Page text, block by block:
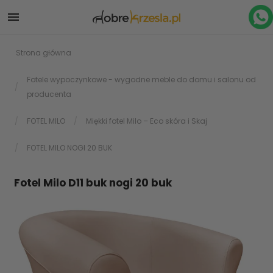

Strona główna
Fotele wypoczynkowe - wygodne meble do domu i salonu od
producenta
FOTEL MILO Miękki fotel Milo – Eco skóra i Skaj
FOTEL MILO NOGI 20 BUK
Fotel Milo D11 buk nogi 20 buk